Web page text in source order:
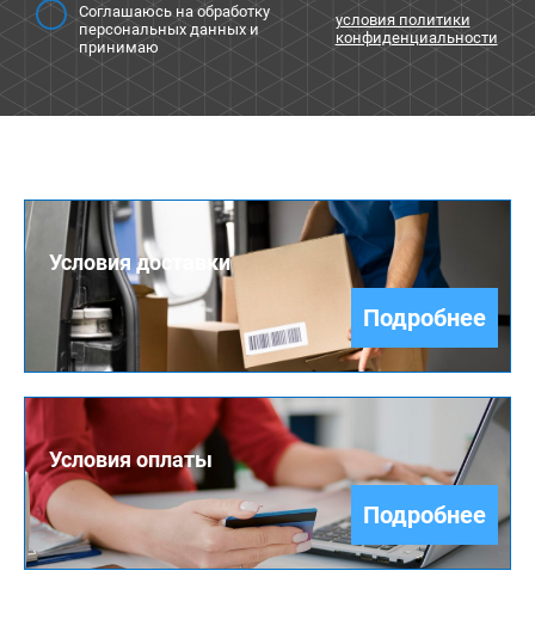
Соглашаюсь на обработку
персональных данных и
принимаю
условия политики
конфиденциальности
Условия доставки
Подробнее
Условия оплаты
Подробнее